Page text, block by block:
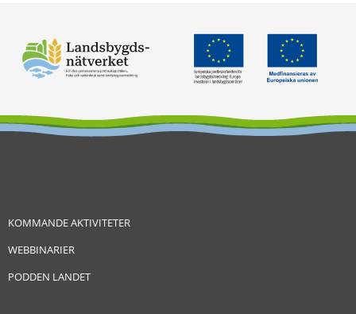
KOMMANDE AKTIVITETER
WEBBINARIER
PODDEN LANDET